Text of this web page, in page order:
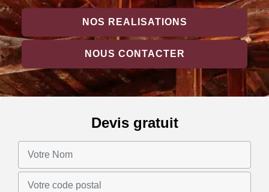
NOS REALISATIONS
NOUS CONTACTER
Devis gratuit